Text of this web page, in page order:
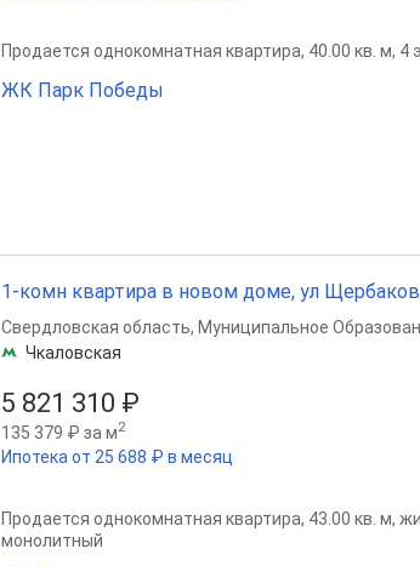
Продается однокомнатная квартира, 40.00 кв. м, 4
ЖК Парк Победы
1-комн квартира в новом доме, ул
5 821 310 ₽
135 379 ₽ за м2
Ипотека от 25 688 ₽ в месяц
Свердловская область, Муниципальное
Чкаловская
Продается однокомнатная квартира, 43.00 кв. м,
монолитный